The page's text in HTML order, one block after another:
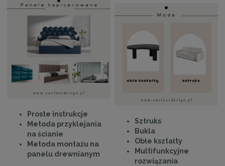
Proste instrukcje
Metoda przyklejania
na ścianie
Metoda montażu na
panelu drewnianym
Sztruks
Bukla
Obłe kształty
Multifunkcyjne
rozwiązania